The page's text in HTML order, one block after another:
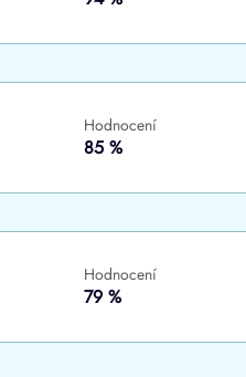
Hodnocení
85 %
Hodnocení
79 %